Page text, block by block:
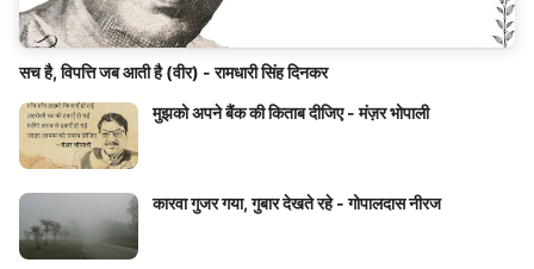
सच है, विपत्ति जब आती है (वीर) - रामधारी सिंह दिनकर
मुझको अपने बैंक की किताब दीजिए - मंज़र भोपाली
कारवा गुजर गया, गुबार देखते रहे - गोपालदास नीरज